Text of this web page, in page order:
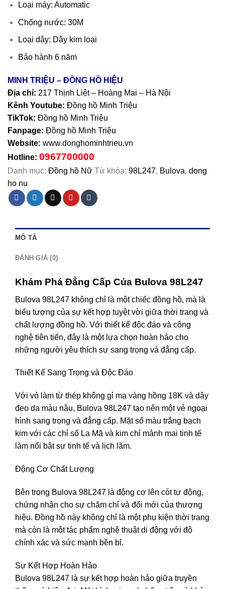
Loại máy: Automatic
Chống nước: 30M
Loại dây: Dây kim loại
Bảo hành 6 năm
MINH TRIỆU – ĐỒNG HỒ HIỆU
Địa chỉ: 217 Thịnh Liệt – Hoàng Mai – Hà Nội
Kênh Youtube: Đồng hồ Minh Triệu
TikTok: Đồng hồ Minh Triệu
Fanpage: Đồng hồ Minh Triệu
Website: www.donghominhtrieu.vn
Hotline: 0967700000
Danh mục: Đồng hồ Nữ Từ khóa: 98L247, Bulova, dong
ho nu
MÔ TẢ
ĐÁNH GIÁ (0)
Khám Phá Đẳng Cấp Của Bulova 98L247
Bulova 98L247 không chỉ là một chiếc đồng hồ, mà là
biểu tượng của sự kết hợp tuyệt vời giữa thời trang và
chất lượng đồng hồ. Với thiết kế độc đáo và công
nghệ tiên tiến, đây là một lựa chọn hoàn hảo cho
những người yêu thích sự sang trọng và đẳng cấp.
Thiết Kế Sang Trọng và Độc Đáo
Với vỏ làm từ thép không gỉ mạ vàng hồng 18K và dây
đeo da màu nâu, Bulova 98L247 tạo nên một vẻ ngoại
hình sang trọng và đẳng cấp. Mặt số màu trắng bạch
kim với các chỉ số La Mã và kim chỉ mảnh mai tinh tế
làm nổi bật sự tinh tế và lịch lãm.
Động Cơ Chất Lượng
Bên trong Bulova 98L247 là động cơ lên cót tự động,
chứng nhận cho sự chăm chỉ và đổi mới của thương
hiệu. Đồng hồ này không chỉ là một phụ kiện thời trang
mà còn là một tác phẩm nghệ thuật di động với độ
chính xác và sức mạnh bền bỉ.
Sự Kết Hợp Hoàn Hảo
Bulova 98L247 là sự kết hợp hoàn hảo giữa truyền